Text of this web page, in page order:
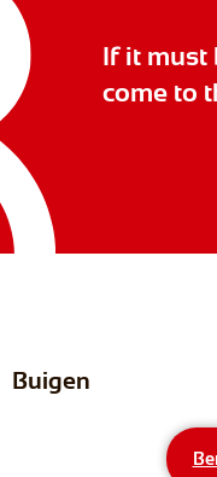
If it must
come to
Buigen